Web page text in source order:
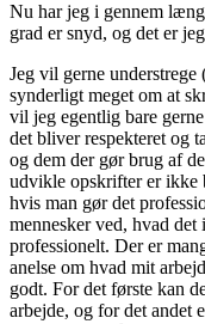
Nu har jeg i gennem
grad er snyd, og det er
Jeg vil gerne
synderligt meget om at
vil jeg egentlig bare
det bliver respekteret og
og dem der gør brug af
udvikle opskrifter er ikke
hvis man gør det
mennesker ved, hvad
professionelt. Der er
anelse om hvad mit
godt. For det første kan
arbejde, og for det andet